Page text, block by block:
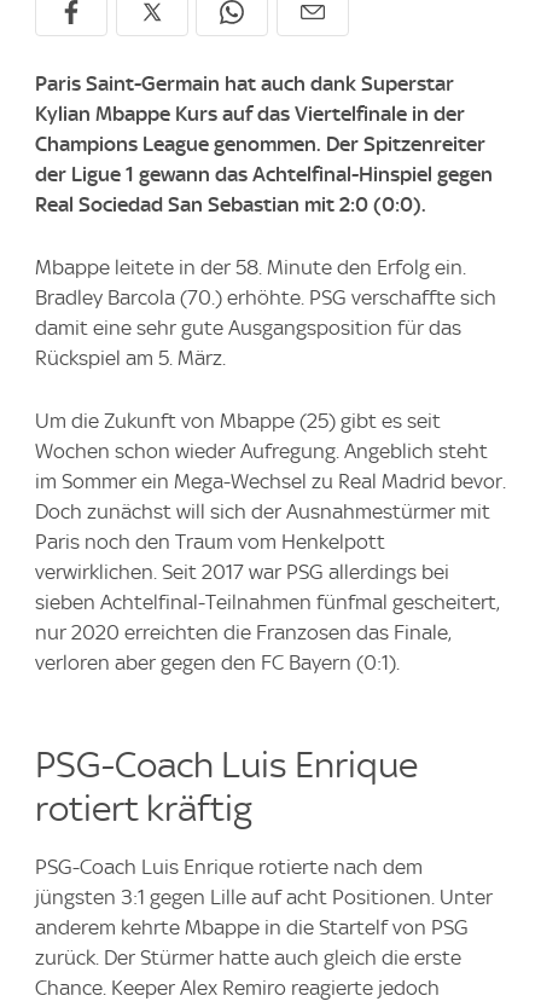
Paris Saint-Germain hat auch dank Superstar
Kylian Mbappe Kurs auf das Viertelfinale in der
Champions League genommen. Der Spitzenreiter
der Ligue 1 gewann das Achtelfinal-Hinspiel gegen
Real Sociedad San Sebastian mit 2:0 (0:0).
Mbappe leitete in der 58. Minute den Erfolg ein.
Bradley Barcola (70.) erhöhte. PSG verschaffte sich
damit eine sehr gute Ausgangsposition für das
Rückspiel am 5. März.
Um die Zukunft von Mbappe (25) gibt es seit
Wochen schon wieder Aufregung. Angeblich steht
im Sommer ein Mega-Wechsel zu Real Madrid bevor.
Doch zunächst will sich der Ausnahmestürmer mit
Paris noch den Traum vom Henkelpott
verwirklichen. Seit 2017 war PSG allerdings bei
sieben Achtelfinal-Teilnahmen fünfmal gescheitert,
nur 2020 erreichten die Franzosen das Finale,
verloren aber gegen den FC Bayern (0:1).
PSG-Coach Luis Enrique
rotiert kräftig
PSG-Coach Luis Enrique rotierte nach dem
jüngsten 3:1 gegen Lille auf acht Positionen. Unter
anderem kehrte Mbappe in die Startelf von PSG
zurück. Der Stürmer hatte auch gleich die erste
Chance. Keeper Alex Remiro reagierte jedoch